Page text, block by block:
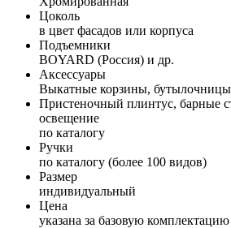
Цоколь
в цвет фасадов или корпуса
Подъемники
BOYARD (Россия) и др.
Аксессуары
Выкатные корзины,
Пристеночный плинтус, барные
освещение
по каталогу
Ручки
по каталогу (более 100 видов)
Размер
индивидуальный
Цена
указана за базовую комплектацию